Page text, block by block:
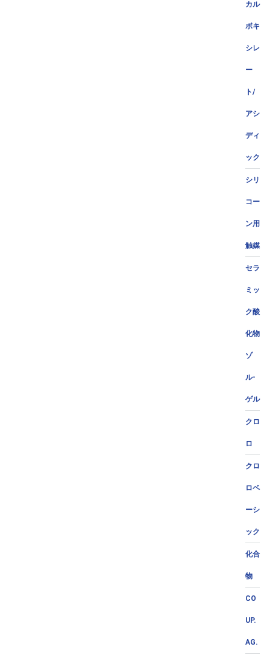
カル
ボキ
シレ
ー
ト/
アシ
ディ
ック
シリ
コー
ン用
触媒
セラ
ミッ
ク酸
化物
ゾ
ル-
ゲル
クロ
ロ
クロ
ロベ
ーシ
ック
化合
物
CO
UP.
AG.